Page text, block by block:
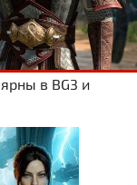
в BG3 и